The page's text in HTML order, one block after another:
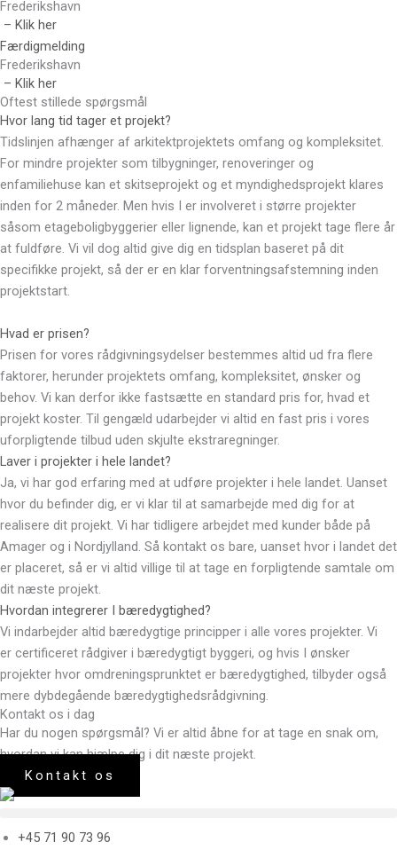
Frederikshavn
– Klik her
Færdigmelding
Frederikshavn
– Klik her
Oftest stillede spørgsmål
Hvor lang tid tager et projekt?
Tidslinjen afhænger af arkitektprojektets omfang og kompleksitet.
For mindre projekter som tilbygninger, renoveringer og
enfamiliehuse kan et skitseprojekt og et myndighedsprojekt klares
inden for 2 måneder. Men hvis I er involveret i større projekter
såsom etageboligbyggerier eller lignende, kan et projekt tage flere år
at fuldføre. Vi vil dog altid give dig en tidsplan baseret på dit
specifikke projekt, så der er en klar forventningsafstemning inden
projektstart.
Hvad er prisen?
Prisen for vores rådgivningsydelser bestemmes altid ud fra flere
faktorer, herunder projektets omfang, kompleksitet, ønsker og
behov. Vi kan derfor ikke fastsætte en standard pris for, hvad et
projekt koster. Til gengæld udarbejder vi altid en fast pris i vores
uforpligtende tilbud uden skjulte ekstraregninger.
Laver i projekter i hele landet?
Ja, vi har god erfaring med at udføre projekter i hele landet. Uanset
hvor du befinder dig, er vi klar til at samarbejde med dig for at
realisere dit projekt. Vi har tidligere arbejdet med kunder både på
Amager og i Nordjylland. Så kontakt os bare, uanset hvor i landet det
er placeret, så er vi altid villige til at tage en forpligtende samtale om
dit næste projekt.
Hvordan integrerer I bæredygtighed?
Vi indarbejder altid bæredygtige principper i alle vores projekter. Vi
er certificeret rådgiver i bæredygtigt byggeri, og hvis I ønsker
projekter hvor omdreningsprunktet er bæredygtighed, tilbyder også
mere dybdegående bæredygtighedsrådgivning.
Kontakt os i dag
Har du nogen spørgsmål? Vi er altid åbne for at tage en snak om,
hvordan vi kan hjælpe dig i dit næste projekt.
Kontakt os
+45 71 90 73 96